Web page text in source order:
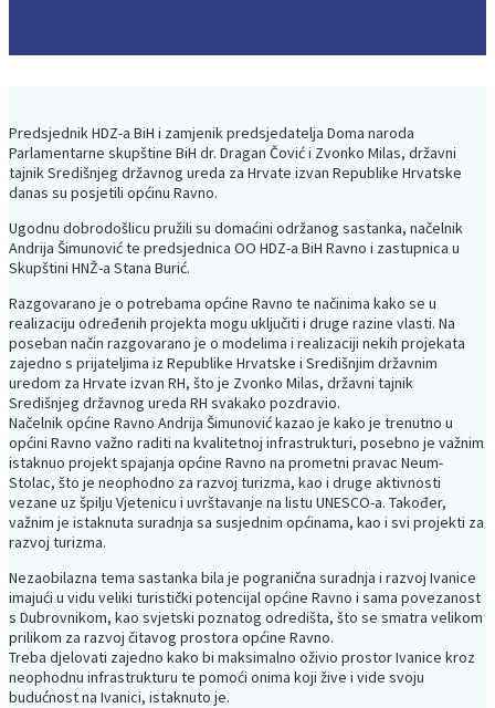
Predsjednik HDZ-a BiH i zamjenik predsjedatelja Doma naroda
Parlamentarne skupštine BiH dr. Dragan Čović i Zvonko Milas, državni
tajnik Središnjeg državnog ureda za Hrvate izvan Republike Hrvatske
danas su posjetili općinu Ravno.
Ugodnu dobrodošlicu pružili su domaćini održanog sastanka, načelnik
Andrija Šimunović te predsjednica OO HDZ-a BiH Ravno i zastupnica u
Skupštini HNŽ-a Stana Burić.
Razgovarano je o potrebama općine Ravno te načinima kako se u
realizaciju određenih projekta mogu uključiti i druge razine vlasti. Na
poseban način razgovarano je o modelima i realizaciji nekih projekata
zajedno s prijateljima iz Republike Hrvatske i Središnjim državnim
uredom za Hrvate izvan RH, što je Zvonko Milas, državni tajnik
Središnjeg državnog ureda RH svakako pozdravio.
Načelnik općine Ravno Andrija Šimunović kazao je kako je trenutno u
općini Ravno važno raditi na kvalitetnoj infrastrukturi, posebno je važnim
istaknuo projekt spajanja općine Ravno na prometni pravac Neum-
Stolac, što je neophodno za razvoj turizma, kao i druge aktivnosti
vezane uz špilju Vjetenicu i uvrštavanje na listu UNESCO-a. Također,
važnim je istaknuta suradnja sa susjednim općinama, kao i svi projekti za
razvoj turizma.
Nezaobilazna tema sastanka bila je pogranična suradnja i razvoj Ivanice
imajući u vidu veliki turistički potencijal općine Ravno i sama povezanost
s Dubrovnikom, kao svjetski poznatog odredišta, što se smatra velikom
prilikom za razvoj čitavog prostora općine Ravno.
Treba djelovati zajedno kako bi maksimalno oživio prostor Ivanice kroz
neophodnu infrastrukturu te pomoći onima koji žive i vide svoju
budućnost na Ivanici, istaknuto je.